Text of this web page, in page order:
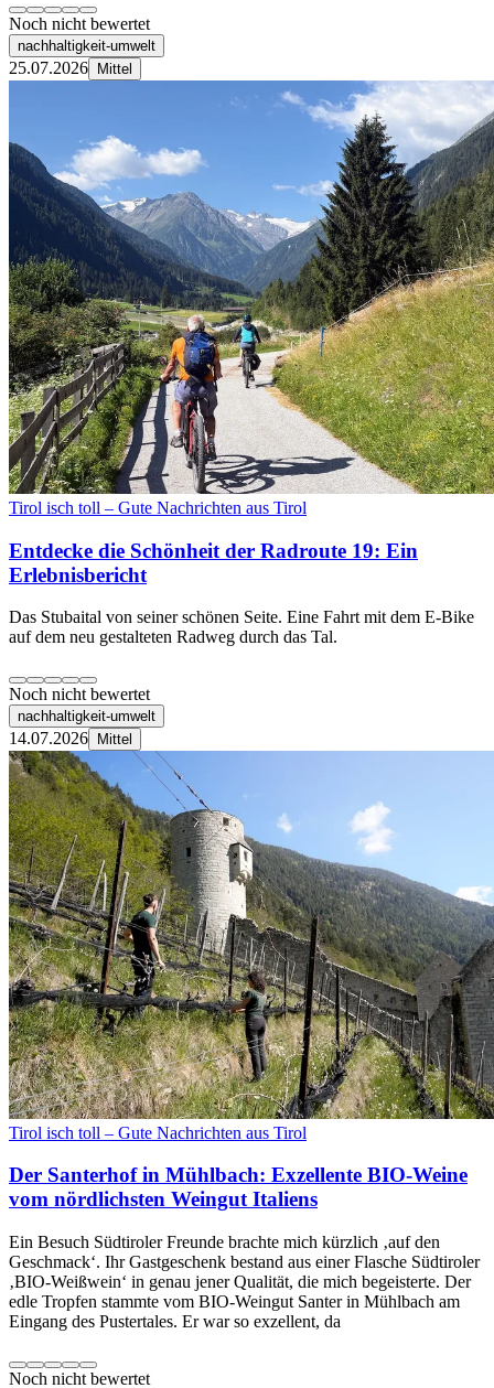
Noch nicht bewertet
nachhaltigkeit-umwelt
25.07.2026 Mittel
Tirol isch toll – Gute Nachrichten aus Tirol
Entdecke die Schönheit der Radroute 19: Ein
Erlebnisbericht
Das Stubaital von seiner schönen Seite. Eine Fahrt mit dem E-Bike
auf dem neu gestalteten Radweg durch das Tal.
Noch nicht bewertet
nachhaltigkeit-umwelt
14.07.2026 Mittel
Tirol isch toll – Gute Nachrichten aus Tirol
Der Santerhof in Mühlbach: Exzellente BIO-Weine
vom nördlichsten Weingut Italiens
Ein Besuch Südtiroler Freunde brachte mich kürzlich ‚auf den
Geschmack‘. Ihr Gastgeschenk bestand aus einer Flasche Südtiroler
‚BIO-Weißwein‘ in genau jener Qualität, die mich begeisterte. Der
edle Tropfen stammte vom BIO-Weingut Santer in Mühlbach am
Eingang des Pustertales. Er war so exzellent, da
Noch nicht bewertet